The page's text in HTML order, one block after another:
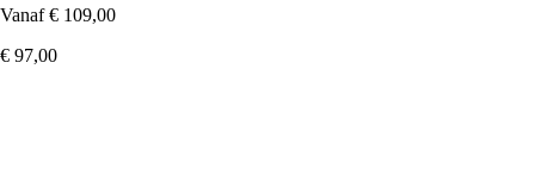
Vanaf € 109,00
€ 97,00